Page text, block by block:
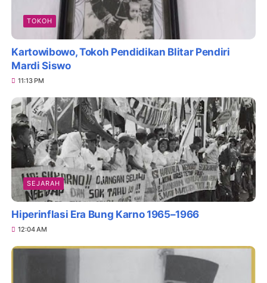
TOKOH
Kartowibowo, Tokoh Pendidikan Blitar Pendiri
Mardi Siswo
11:13 PM
SEJARAH
Hiperinflasi Era Bung Karno 1965–1966
12:04 AM